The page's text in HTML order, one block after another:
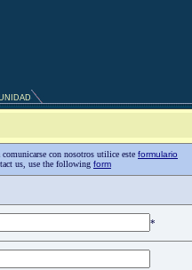
con nosotros utilice este formulario
us, use the following form
*